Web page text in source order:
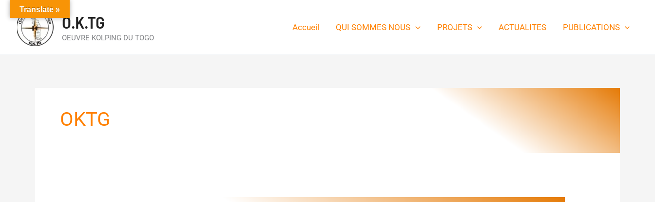
contenu
O.K.TG
OEUVRE KOLPING DU TOGO
Accueil QUI SOMMES NOUS PROJETS ACTUALITES PUBLICATIONS
OKTG
Translate »